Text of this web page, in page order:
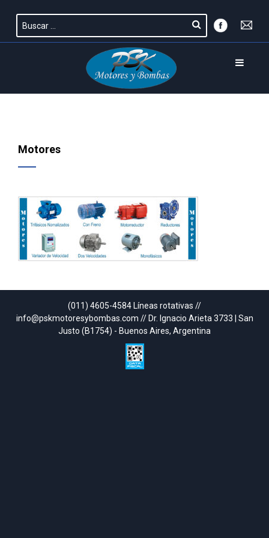
Motores
(011) 4605-4584 Líneas rotativas //
info@pskmotoresybombas.com // Dr. Ignacio Arieta 3733 | San
Justo (B1754) - Buenos Aires, Argentina